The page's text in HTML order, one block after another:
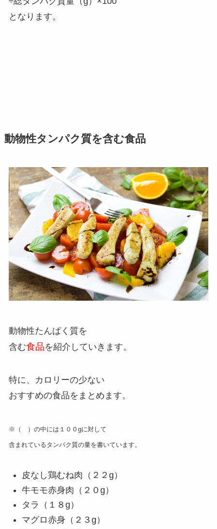
となります。
動物性タンパク質を含む食品
動物性たんぱく質を
含む食品を紹介していきます。
特に、カロリーの少ない
おすすめの食品をまとめます。
※（ ）の中には１００gに対して
含まれているタンパク質の量を書いています。
皮なし鶏むね肉（２２g）
牛モモ赤身肉（２０g）
タラ（１８g）
マグロ赤身（２３g）